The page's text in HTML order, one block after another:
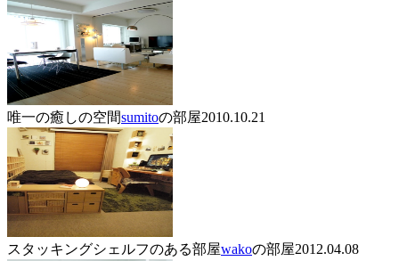
唯一の癒しの空間sumitoの部屋2010.10.21
スタッキングシェルフのある部屋wakoの部屋2012.04.08